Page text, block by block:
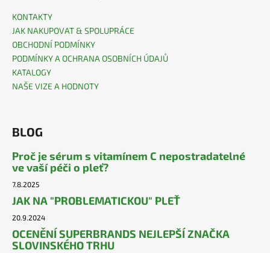
KONTAKTY
JAK NAKUPOVAT & SPOLUPRÁCE
OBCHODNÍ PODMÍNKY
PODMÍNKY A OCHRANA OSOBNÍCH ÚDAJŮ
KATALOGY
NAŠE VIZE A HODNOTY
BLOG
Proč je sérum s vitamínem C nepostradatelné
ve vaší péči o pleť?
7.8.2025
JAK NA "PROBLEMATICKOU" PLEŤ
20.9.2024
OCENĚNÍ SUPERBRANDS NEJLEPŠÍ ZNAČKA
SLOVINSKÉHO TRHU